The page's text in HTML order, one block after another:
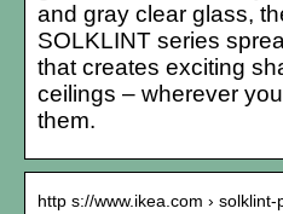
and gray clear glass,
SOLKLINT series
that creates exciting
ceilings – wherever
them.
http s://www.ikea.com › solklint-